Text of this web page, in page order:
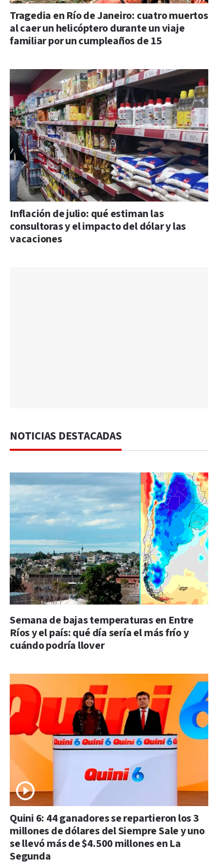
Tragedia en Río de Janeiro: cuatro muertos
al caer un helicóptero durante un viaje
familiar por un cumpleaños de 15
Inflación de julio: qué estiman las
consultoras y el impacto del dólar y las
vacaciones
NOTICIAS DESTACADAS
Semana de bajas temperaturas en Entre
Ríos y el país: qué día sería el más frío y
cuándo podría llover
Quini 6: 44 ganadores se repartieron los 3
millones de dólares del Siempre Sale y uno
se llevó más de $4.500 millones en La
Segunda